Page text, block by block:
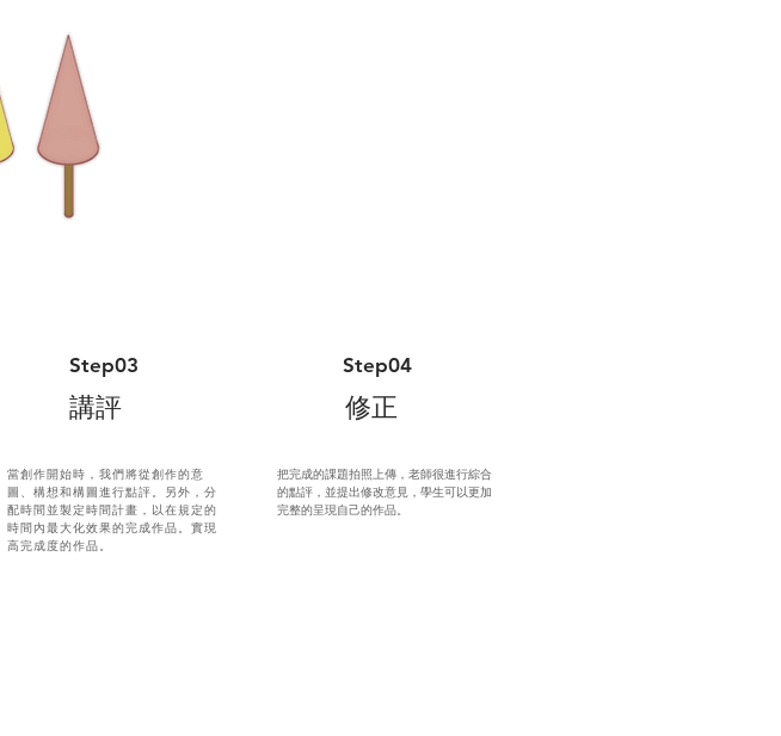
Step03
講評
Step04
修正
當創作開始時，我們將從創作的意
圖、構想和構圖進行點評。另外，分
配時間並製定時間計畫，以在規定的
時間內最大化效果的完成作品。實現
高完成度的作品。
把完成的課題拍照上傳，老師很進行綜合
的點評，並提出修改意見，學生可以更加
完整的呈現自己的作品。